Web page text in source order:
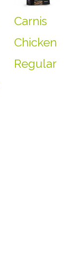
Carnis
Chicken
Regular